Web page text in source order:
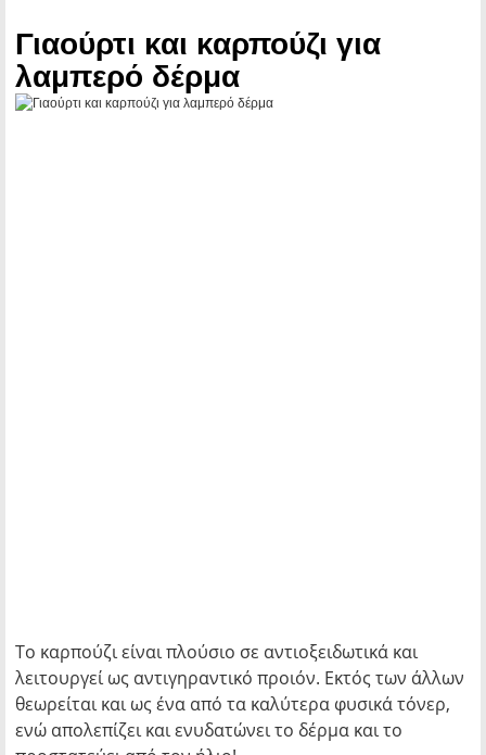
Γιαούρτι και καρπούζι για
λαμπερό δέρμα
Το καρπούζι είναι πλούσιο σε αντιοξειδωτικά και
λειτουργεί ως αντιγηραντικό προιόν. Εκτός των άλλων
θεωρείται και ως ένα από τα καλύτερα φυσικά τόνερ,
ενώ απολεπίζει και ενυδατώνει το δέρμα και το